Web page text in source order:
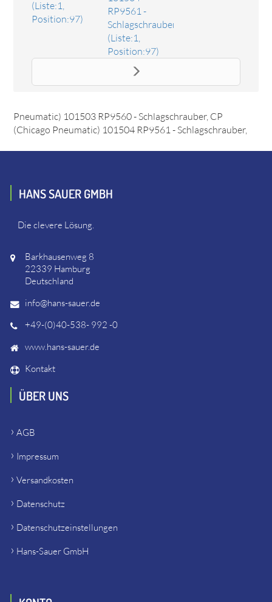
(Liste:1,
Position:97)
RP9561 -
Schlagschrauber
(Liste:1,
Position:97)
Ersatzteil CAM-HAMMER CAM-HAMMER
Das Ersatzteil "CAM-HAMMER CAM-HAMMER" online
Pneumatic) 101503 RP9560 - Schlagschrauber, CP
(Chicago Pneumatic) 101504 RP9561 - Schlagschrauber,
HANS SAUER GMBH
Die clevere Lösung.
Barkhausenweg 8
22339 Hamburg
Deutschland
info@hans-sauer.de
+49-(0)40-538- 992 -0
www.hans-sauer.de
Kontakt
ÜBER UNS
AGB
Impressum
Versandkosten
Datenschutz
Datenschutzeinstellungen
Hans-Sauer GmbH